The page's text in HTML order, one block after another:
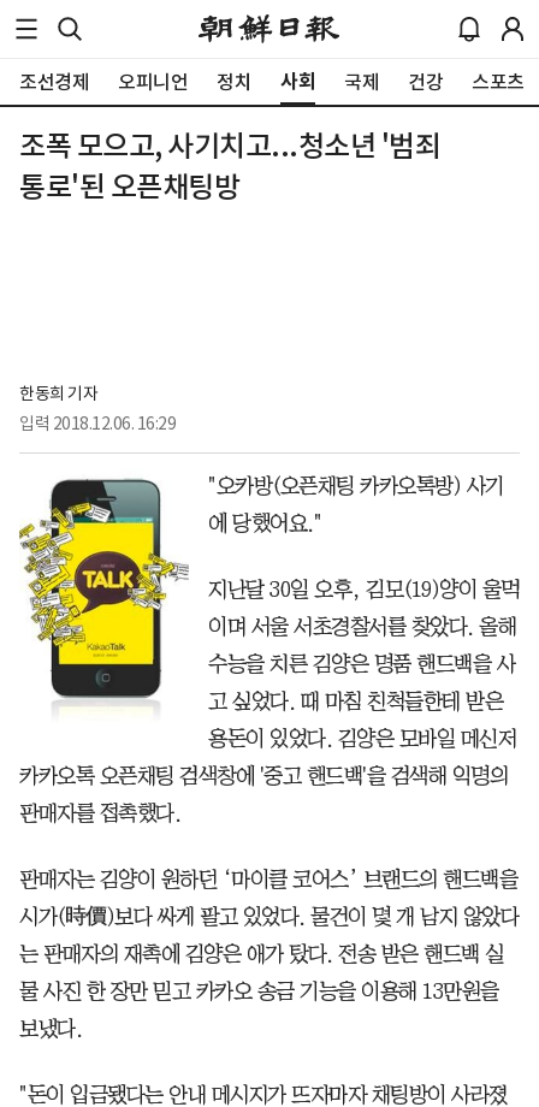
조선경제 오피니언 정치 사회 국제 건강 스포츠
조폭 모으고, 사기치고...청소년 '범죄
통로'된 오픈채팅방
한동희 기자
입력 2018.12.06. 16:29
"오카방(오픈채팅 카카오톡방) 사기
에 당했어요."
지난달 30일 오후, 김모(19)양이 울먹
이며 서울 서초경찰서를 찾았다. 올해
수능을 치른 김양은 명품 핸드백을 사
고 싶었다. 때 마침 친척들한테 받은
용돈이 있었다. 김양은 모바일 메신저
카카오톡 오픈채팅 검색창에 '중고 핸드백'을 검색해 익명의
판매자를 접촉했다.
판매자는 김양이 원하던 ‘마이클 코어스’ 브랜드의 핸드백을
시가(時價)보다 싸게 팔고 있었다. 물건이 몇 개 남지 않았다
는 판매자의 재촉에 김양은 애가 탔다. 전송 받은 핸드백 실
물 사진 한 장만 믿고 카카오 송금 기능을 이용해 13만원을
보냈다.
"돈이 입금됐다는 안내 메시지가 뜨자마자 채팅방이 사라졌